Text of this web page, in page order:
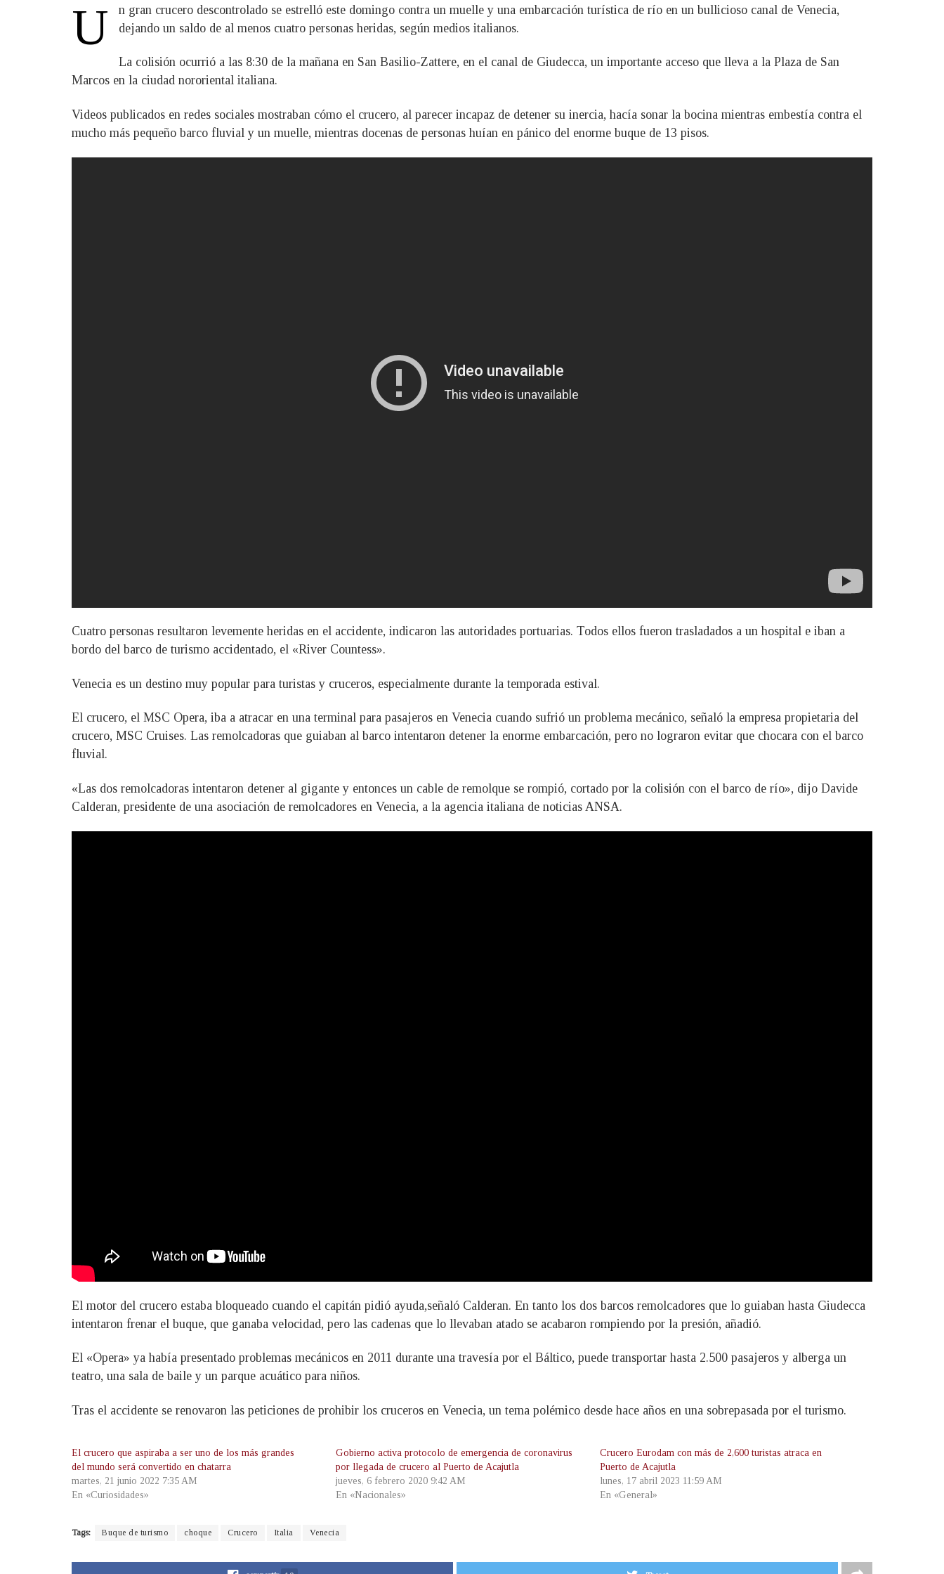
U
n gran crucero descontrolado se estrelló este domingo contra un muelle y una embarcación turística de río en un bullicioso canal de Venecia,
dejando un saldo de al menos cuatro personas heridas, según medios italianos.
La colisión ocurrió a las 8:30 de la mañana en San Basilio-Zattere, en el canal de Giudecca, un importante acceso que lleva a la Plaza de San
Marcos en la ciudad nororiental italiana.
Videos publicados en redes sociales mostraban cómo el crucero, al parecer incapaz de detener su inercia, hacía sonar la bocina mientras embestía contra el
mucho más pequeño barco fluvial y un muelle, mientras docenas de personas huían en pánico del enorme buque de 13 pisos.
Cuatro personas resultaron levemente heridas en el accidente, indicaron las autoridades portuarias. Todos ellos fueron trasladados a un hospital e iban a
bordo del barco de turismo accidentado, el «River Countess».
Venecia es un destino muy popular para turistas y cruceros, especialmente durante la temporada estival.
El crucero, el MSC Opera, iba a atracar en una terminal para pasajeros en Venecia cuando sufrió un problema mecánico, señaló la empresa propietaria del
crucero, MSC Cruises. Las remolcadoras que guiaban al barco intentaron detener la enorme embarcación, pero no lograron evitar que chocara con el barco
fluvial.
«Las dos remolcadoras intentaron detener al gigante y entonces un cable de remolque se rompió, cortado por la colisión con el barco de río», dijo Davide
Calderan, presidente de una asociación de remolcadores en Venecia, a la agencia italiana de noticias ANSA.
El motor del crucero estaba bloqueado cuando el capitán pidió ayuda,señaló Calderan. En tanto los dos barcos remolcadores que lo guiaban hasta Giudecca
intentaron frenar el buque, que ganaba velocidad, pero las cadenas que lo llevaban atado se acabaron rompiendo por la presión, añadió.
El «Opera» ya había presentado problemas mecánicos en 2011 durante una travesía por el Báltico, puede transportar hasta 2.500 pasajeros y alberga un
teatro, una sala de baile y un parque acuático para niños.
Tras el accidente se renovaron las peticiones de prohibir los cruceros en Venecia, un tema polémico desde hace años en una sobrepasada por el turismo.
El crucero que aspiraba a ser uno de los más grandes
del mundo será convertido en chatarra
martes, 21 junio 2022 7:35 AM
En «Curiosidades»
Gobierno activa protocolo de emergencia de coronavirus
por llegada de crucero al Puerto de Acajutla
jueves, 6 febrero 2020 9:42 AM
En «Nacionales»
Crucero Eurodam con más de 2,600 turistas atraca en
Puerto de Acajutla
lunes, 17 abril 2023 11:59 AM
En «General»
Tags: Buque de turismo choque Crucero Italia Venecia